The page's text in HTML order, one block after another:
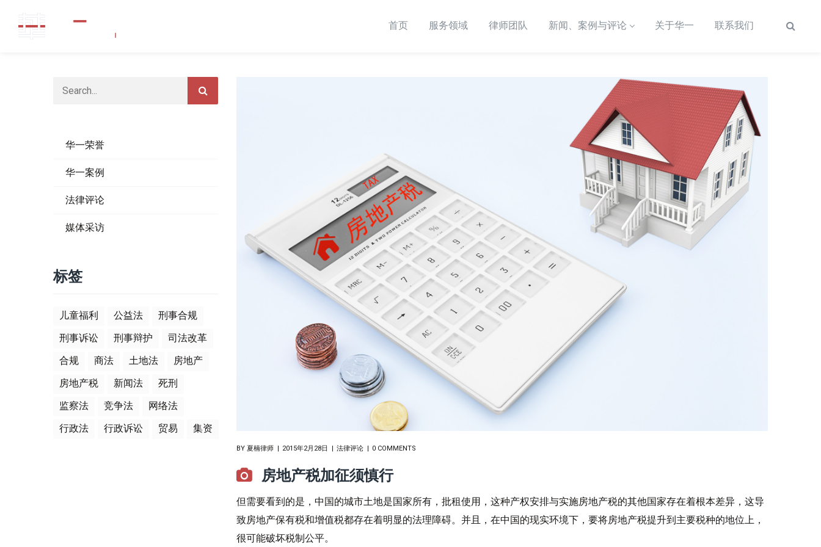
首页 服务领域 律师团队 新闻、案例与评论 关于华一 联系我们
BY 夏楠律师 2015年2月28日 法律评论 0 COMMENTS
房地产税加征须慎行
但需要看到的是，中国的城市土地是国家所有，批租使用，这种产权安排与实施房地产税的其他国家存在着根本差异，这导
致房地产保有税和增值税都存在着明显的法理障碍。并且，在中国的现实环境下，要将房地产税提升到主要税种的地位上，
很可能破坏税制公平。
华一荣誉
华一案例
法律评论
媒体采访
标签
儿童福利 公益法
刑事合规
刑事诉讼
刑事辩护
司法改革
合规
商法 土地法
房地产
房地产税
新闻法
死刑
监察法
竞争法
网络法
行政法
行政诉讼 贸易 集资